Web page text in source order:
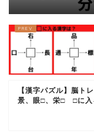
【漢字パズル】脳ト
景、眼□、栄□ □に